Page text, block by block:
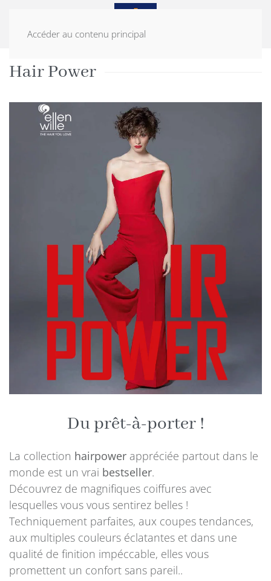
Accéder au contenu principal
Hair Power
Du prêt-à-porter !
La collection hairpower appréciée partout dans le
monde est un vrai bestseller.
Découvrez de magnifiques coiffures avec
lesquelles vous vous sentirez belles !
Techniquement parfaites, aux coupes tendances,
aux multiples couleurs éclatantes et dans une
qualité de finition impéccable, elles vous
promettent un confort sans pareil..